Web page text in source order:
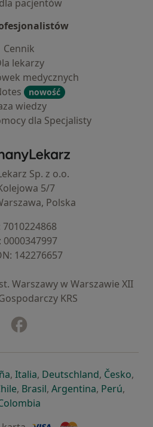
pacjentów
Cennik
lekarzy
medycznych
nowość
wiedzy
dla Specjalisty
ZnanyLekarz - Strona główna
Sp. z o.o.
5/7
Polska
⁠7010224868
⁠0000347997
⁠142276657
Warszawy w Warszawie XII
KRS
karcie
się w nowej karcie
otwiera się w nowej karcie
, Italiaotwiera się w nowej
, Deutschlandotwiera się
, Česko,
w nowej karcie
się w nowej karcie
otwiera się w nowej karcie
, Brasilotwiera się w nowej
, Argentinaotwiera się
, Perú,